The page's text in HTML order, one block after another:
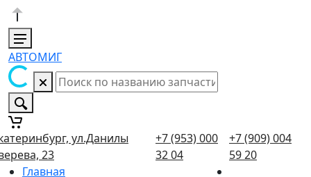
АВТОМИГ
ул.Данилы
23
+7 (953) 000
32 04
+7 (909) 004
59 20
Главная